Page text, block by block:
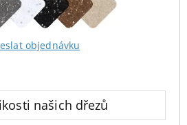
objednávku
našich dřezů